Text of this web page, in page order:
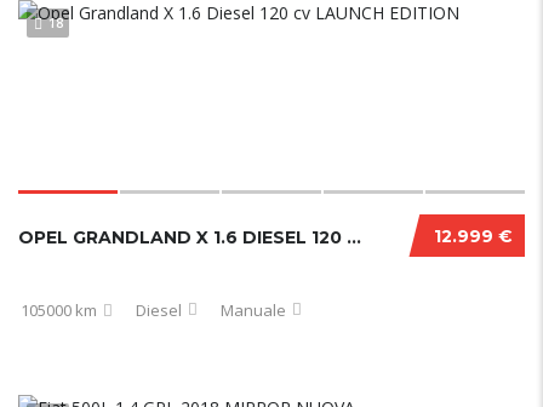
18
12.999 €
OPEL GRANDLAND X 1.6 DIESEL 120 CV LAUNCH EDITION
105000 km Diesel Manuale